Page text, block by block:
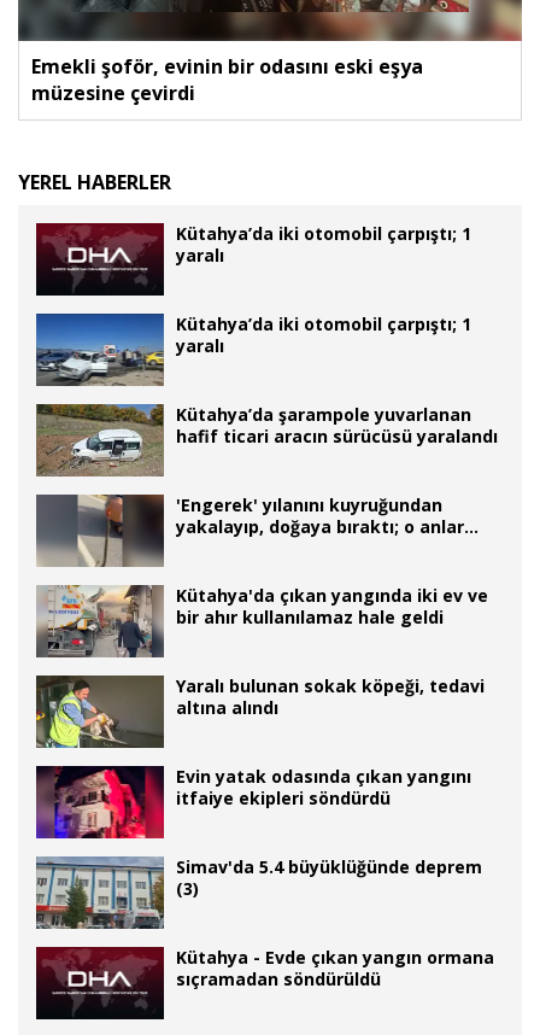
Emekli şoför, evinin bir odasını eski eşya
müzesine çevirdi
YEREL HABERLER
Kütahya’da iki otomobil çarpıştı; 1
yaralı
Kütahya’da iki otomobil çarpıştı; 1
yaralı
Kütahya’da şarampole yuvarlanan
hafif ticari aracın sürücüsü yaralandı
'Engerek' yılanını kuyruğundan
yakalayıp, doğaya bıraktı; o anlar
Kütahya'da çıkan yangında iki ev ve
bir ahır kullanılamaz hale geldi
Yaralı bulunan sokak köpeği, tedavi
altına alındı
Evin yatak odasında çıkan yangını
itfaiye ekipleri söndürdü
Simav'da 5.4 büyüklüğünde deprem
(3)
Kütahya - Evde çıkan yangın ormana
sıçramadan söndürüldü